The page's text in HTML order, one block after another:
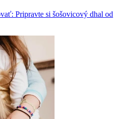
Pripravte si šošovicový dhal od